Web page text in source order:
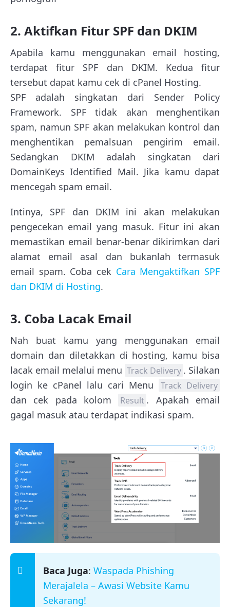
2. Aktifkan Fitur SPF dan DKIM
Apabila kamu menggunakan email hosting,
terdapat fitur SPF dan DKIM. Kedua fitur
tersebut dapat kamu cek di cPanel Hosting.
SPF adalah singkatan dari Sender Policy
Framework. SPF tidak akan menghentikan
spam, namun SPF akan melakukan kontrol dan
menghentikan pemalsuan pengirim email.
Sedangkan DKIM adalah singkatan dari
DomainKeys Identified Mail. Jika kamu dapat
mencegah spam email.
Intinya, SPF dan DKIM ini akan melakukan
pengecekan email yang masuk. Fitur ini akan
memastikan email benar-benar dikirimkan dari
alamat email asal dan bukanlah termasuk
email spam. Coba cek Cara Mengaktifkan SPF
dan DKIM di Hosting.
3. Coba Lacak Email
Nah buat kamu yang menggunakan email
domain dan diletakkan di hosting, kamu bisa
lacak email melalui menu Track Delivery . Silakan
login ke cPanel lalu cari Menu
Track Delivery
dan cek pada kolom Result . Apakah email
gagal masuk atau terdapat indikasi spam.
Baca Juga: Waspada Phishing
Merajalela – Awasi Website Kamu
Sekarang!